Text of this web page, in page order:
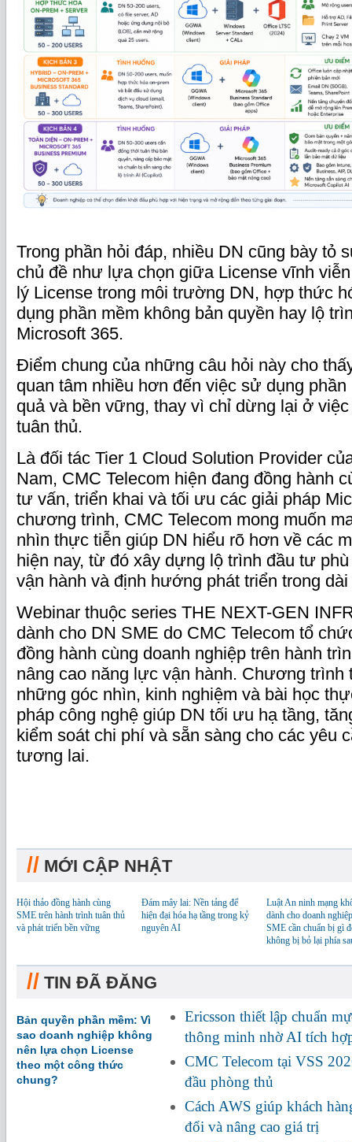
Trong phần hỏi đáp, nhiều DN cũng bày tỏ
chủ đề như lựa chọn giữa License vĩnh
lý License trong môi trường DN, hợp thức
dụng phần mềm không bản quyền hay lộ
Microsoft 365.
Điểm chung của những câu hỏi này cho
quan tâm nhiều hơn đến việc sử dụng
quả và bền vững, thay vì chỉ dừng lại ở
tuân thủ.
Là đối tác Tier 1 Cloud Solution Provider
Nam, CMC Telecom hiện đang đồng hành
tư vấn, triển khai và tối ưu các giải pháp
chương trình, CMC Telecom mong muốn
nhìn thực tiễn giúp DN hiểu rõ hơn về các
hiện nay, từ đó xây dựng lộ trình đầu tư
vận hành và định hướng phát triển trong dài
Webinar thuộc series THE NEXT-GEN
dành cho DN SME do CMC Telecom tổ
đồng hành cùng doanh nghiệp trên hành
nâng cao năng lực vận hành. Chương trình
những góc nhìn, kinh nghiệm và bài học
pháp công nghệ giúp DN tối ưu hạ tầng,
kiểm soát chi phí và sẵn sàng cho các yêu
tương lai.
// MỚI CẬP NHẬT
Hội thảo đồng hành cùng
SME trên hành trình tuân thủ
và phát triển bền vững
Đám mây lai: Nền tảng để
hiện đại hóa hạ tầng trong kỷ
nguyên AI
Luật An ninh mạng
dành cho doanh
SME cần chuẩn bị gì
không bị bỏ lại phía
// TIN ĐÃ ĐĂNG
Bản quyền phần mềm: Vì
sao doanh nghiệp không
nên lựa chọn License
theo một công thức
chung?
Ericsson thiết lập chuẩn
thông minh nhờ AI tích
CMC Telecom tại VSS
đầu phòng thủ
Cách AWS giúp khách
đổi và nâng cao giá trị